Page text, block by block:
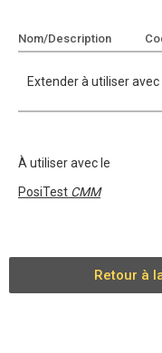
Nom/Description
Extender à utiliser
À utiliser avec le
PosiTest CMM
Retour à